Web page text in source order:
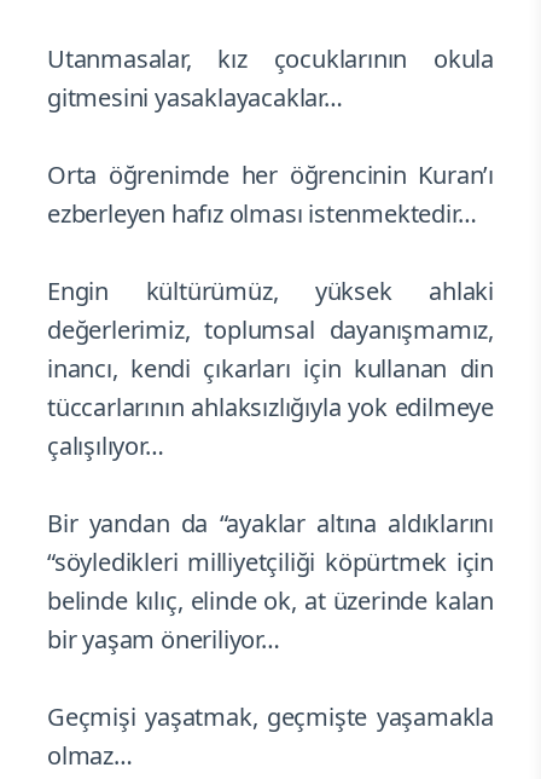
Utanmasalar, kız çocuklarının okula
gitmesini yasaklayacaklar…
Orta öğrenimde her öğrencinin Kuran’ı
ezberleyen hafız olması istenmektedir…
Engin kültürümüz, yüksek ahlaki
değerlerimiz, toplumsal dayanışmamız,
inancı, kendi çıkarları için kullanan din
tüccarlarının ahlaksızlığıyla yok edilmeye
çalışılıyor…
Bir yandan da “ayaklar altına aldıklarını
“söyledikleri milliyetçiliği köpürtmek için
belinde kılıç, elinde ok, at üzerinde kalan
bir yaşam öneriliyor…
Geçmişi yaşatmak, geçmişte yaşamakla
olmaz…